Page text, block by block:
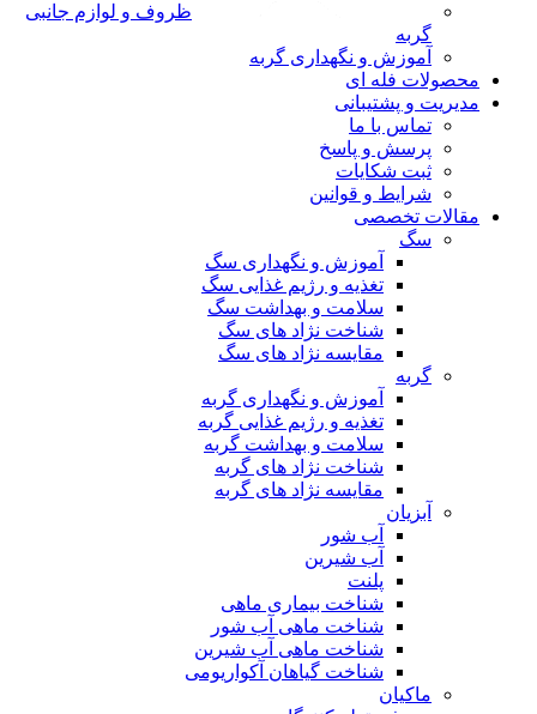
ظروف و لوازم جانبی
گربه
آموزش و نگهداری گربه
محصولات فله ای
مدیریت و پشتیبانی
تماس با ما
پرسش و پاسخ
ثبت شکایات
شرایط و قوانین
مقالات تخصصی
سگ
آموزش و نگهداری سگ
تغذیه و رژیم غذایی سگ
سلامت و بهداشت سگ
شناخت نژاد های سگ
مقایسه نژاد های سگ
گربه
آموزش و نگهداری گربه
تغذیه و رژیم غذایی گربه
سلامت و بهداشت گربه
شناخت نژاد های گربه
مقایسه نژاد های گربه
آبزیان
آب شور
آب شیرین
پلنت
شناخت بیماری ماهی
شناخت ماهی آب شور
شناخت ماهی آب شیرین
شناخت گیاهان آکواریومی
ماکیان